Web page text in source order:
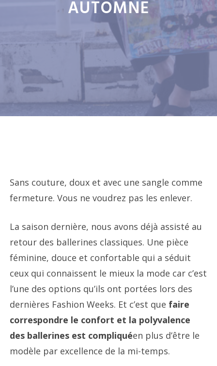
AUTOMNE
Sans couture, doux et avec une sangle comme
fermeture. Vous ne voudrez pas les enlever.
La saison dernière, nous avons déjà assisté au
retour des ballerines classiques. Une pièce
féminine, douce et confortable qui a séduit
ceux qui connaissent le mieux la mode car c’est
l’une des options qu’ils ont portées lors des
dernières Fashion Weeks. Et c’est que faire
correspondre le confort et la polyvalence
des ballerines est compliquéen plus d’être le
modèle par excellence de la mi-temps.